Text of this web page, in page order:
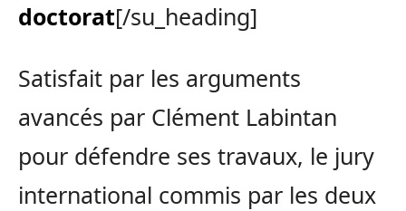
doctorat[/su_heading]
Satisfait par les arguments
avancés par Clément Labintan
pour défendre ses travaux, le jury
international commis par les deux